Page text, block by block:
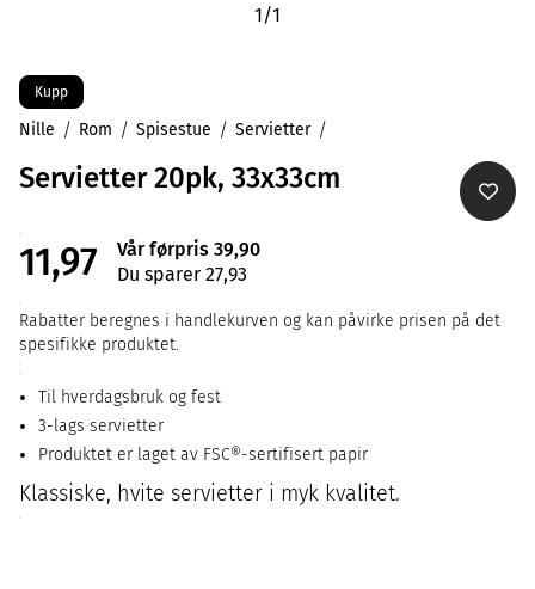
1/1
Kupp
Nille Rom Spisestue Servietter
Servietter 20pk, 33x33cm
11,97
Vår førpris 39,90
Du sparer 27,93
Rabatter beregnes i handlekurven og kan påvirke prisen på det
spesifikke produktet.
Til hverdagsbruk og fest
3-lags servietter
Produktet er laget av FSC®-sertifisert papir
Klassiske, hvite servietter i myk kvalitet.